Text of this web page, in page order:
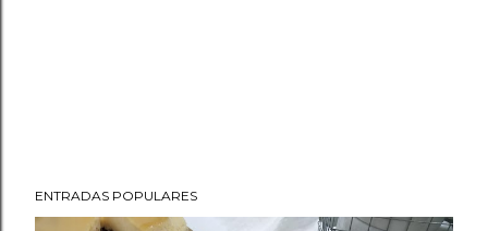
ENTRADAS POPULARES